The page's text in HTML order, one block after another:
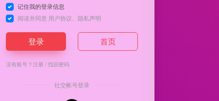
记住我的登录信息
阅读并同意 用户协议 隐私声明
登录 首页
没有账号？注册/找回密码
社交帐号登录